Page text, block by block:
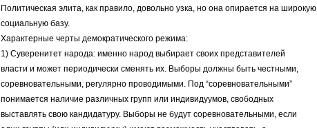
Политическая элита, как правило, довольно узка, но она опирается на широкую
социальную базу.
Характерные черты демократического режима:
1) Суверенитет народа: именно народ выбирает своих представителей
власти и может периодически сменять их. Выборы должны быть честными,
соревновательными, регулярно проводимыми. Под “соревновательными”
понимается наличие различных групп или индивидуумов, свободных
выставлять свою кандидатуру. Выборы не будут соревновательными, если